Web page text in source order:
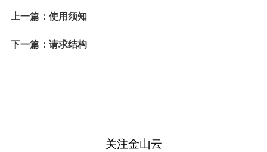
上一篇：使用须知
下一篇：请求结构
关注金山云